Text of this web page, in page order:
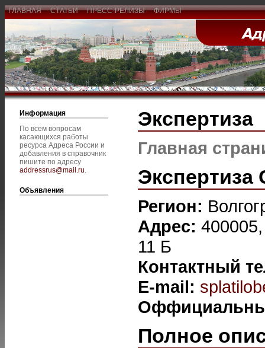
ГЛАВНАЯ СТАТЬИ ПРЕСС-РЕЛИЗЫ ФИРМЫ
Информация
По всем вопросам
касающихся работы
ресурса Адреса России и
добавления в справочник
пишите по адресу
addressrus@mail.ru.
Объявления
Экспертиза
Главная
Экспертиза
Регион:
Адрес:
11 Б
Контактный
E-mail:
Полное